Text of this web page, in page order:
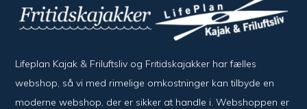
Lifeplan Kajak & Friluftsliv og Fritidskajakker har fælles
webshop, så vi med rimelige omkostninger kan tilbyde en
moderne webshop, der er sikker at handle i. Webshoppen er